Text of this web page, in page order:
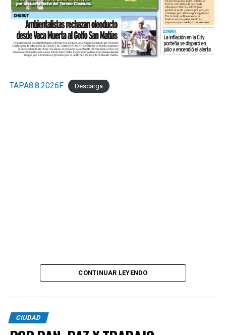
TAPA8.8.2026F Descarga
CONTINUAR LEYENDO
CIUDAD